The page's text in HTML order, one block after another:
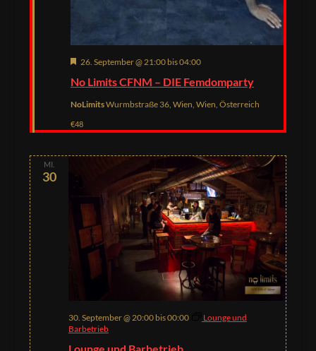
No Limits CFNM – DIE Femdomparty
Hervorgehoben
26. September @ 21:00bis04:00
NoLimitsWurmbstraße 36, Wien, Wien, Österreich
€48
MI.
30
30. September @ 20:00bis00:00
Lounge und
Barbetrieb